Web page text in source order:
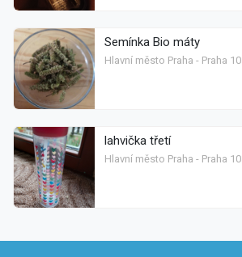
Semínka Bio máty
Hlavní město Praha - Praha 10
lahvička třetí
Hlavní město Praha - Praha 10